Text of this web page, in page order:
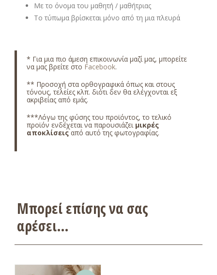
Με το όνομα του μαθητή / μαθήτριας
Το τύπωμα βρίσκεται μόνο από τη μια πλευρά
* Για μια πιο άμεση επικοινωνία μαζί μας, μπορείτε
να μας βρείτε στο Facebook.
** Προσοχή στα ορθογραφικά όπως και στους
τόνους, τελείες κλπ. διότι δεν θα ελέγχονται εξ
ακριβείας από εμάς.
***Λόγω της φύσης του προϊόντος, το τελικό
προϊόν ενδέχεται να παρουσιάζει μικρές
αποκλίσειςαπό αυτό της φωτογραφίας.
Μπορεί επίσης να σας
αρέσει…